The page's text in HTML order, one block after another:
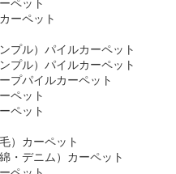
ペット
ーペット
プル）パイルカーペット
プル）パイルカーペット
プパイルカーペット
ペット
ペット
）カーペット
・デニム）カーペット